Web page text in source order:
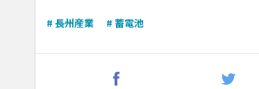
# 長州産業 # 蓄電池